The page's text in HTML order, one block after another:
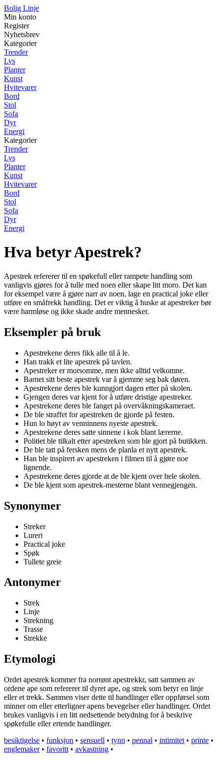
Bolig Linje
Min konto
Register
Nyhetsbrev
Kategorier
Trender
Lys
Planter
Kunst
Hvitevarer
Bord
Stol
Sofa
Dyr
Energi
Kategorier
Trender
Lys
Planter
Kunst
Hvitevarer
Bord
Stol
Sofa
Dyr
Energi
Hva betyr Apestrek?
Apestrek refererer til en spøkefull eller rampete handling som
vanligvis gjøres for å tulle med noen eller skape litt moro. Det kan
for eksempel være å gjøre narr av noen, lage en practical joke eller
utføre en småfrekk handling. Det er viktig å huske at apestreker bør
være harmløse og ikke skade andre mennesker.
Eksempler på bruk
Apestrekene deres fikk alle til å le.
Han trakk et lite apestrek på tavlen.
Apestreker er morsomme, men ikke alltid velkomne.
Barnet sitt beste apestrek var å gjemme seg bak døren.
Apestrekene deres ble kunngjort dagen etter på skolen.
Gjengen deres var kjent for å utføre dristige apestreker.
Apestrekene deres ble fanget på overvåkningskameraet.
De ble straffet for apestreken de gjorde på festen.
Hun lo høyt av venninnens nyeste apestrek.
Apestrekene deres satte sinnene i kok blant lærerne.
Politiet ble tilkalt etter apestreken som ble gjort på butikken.
De ble tatt på fersken mens de planla et nytt apestrek.
Han ble inspirert av apestreken i filmen til å gjøre noe
lignende.
Apestrekene deres gjorde at de ble kjent over hele skolen.
De ble kjent som apestrek-mesterne blant vennegjengen.
Synonymer
Streker
Lureri
Practical joke
Spøk
Tullete greie
Antonymer
Strek
Linje
Strekning
Trasse
Strekke
Etymologi
Ordet apestrek kommer fra norrønt apestrekkr, satt sammen av
ordene ape som refererer til dyret ape, og strek som betyr en linje
eller et trekk. Sammen viser dette til handlinger eller oppførsel som
minner om eller etterligner apens bevegelser eller handlinger. Ordet
brukes vanligvis i en litt nedsettende betydning for å beskrive
spøkefulle eller ertende handlinger.
besiktigelse • funksjon • sensuell • tynn • pennal • intimitet • printe •
englemaker• favoritt • avkastning •